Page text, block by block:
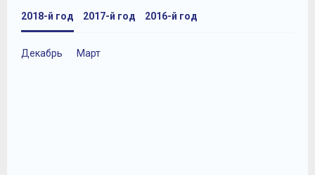
2018-й год
Декабрь Март
2017-й год 2016-й год